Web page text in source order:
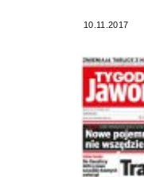
10.11.2017